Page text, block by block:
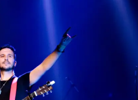
Diseño Gráfico Redes Sociales